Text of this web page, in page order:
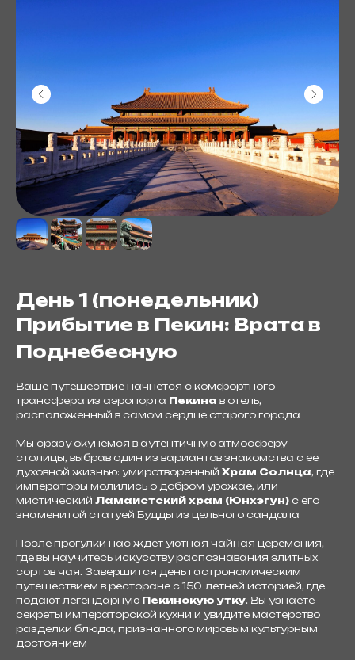
День 1 (понедельник)
Прибытие в Пекин: Врата в
Поднебесную
Ваше путешествие начнется с комфортного
трансфера из аэропорта Пекина в отель,
расположенный в самом сердце старого города
Мы сразу окунемся в аутентичную атмосферу
столицы, выбрав один из вариантов знакомства с ее
духовной жизнью: умиротворенный Храм Солнца, где
императоры молились о добром урожае, или
мистический Ламаистский храм (Юнхэгун) с его
знаменитой статуей Будды из цельного сандала
После прогулки нас ждет уютная чайная церемония,
где вы научитесь искусству распознавания элитных
сортов чая. Завершится день гастрономическим
путешествием в ресторане с 150-летней историей, где
подают легендарную Пекинскую утку. Вы узнаете
секреты императорской кухни и увидите мастерство
разделки блюда, признанного мировым культурным
достоянием